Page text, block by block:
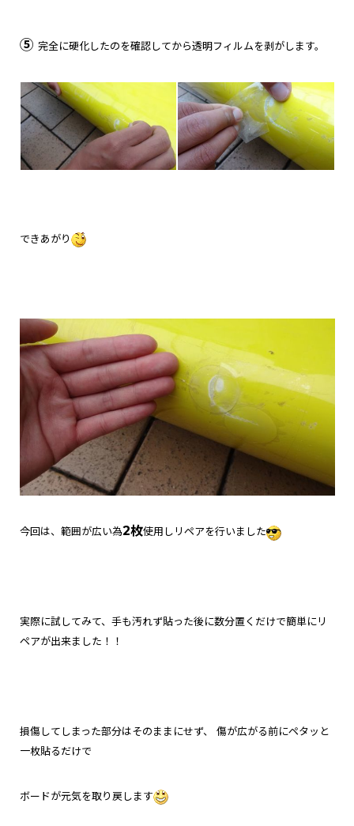
⑤ 完全に硬化したのを確認してから透明フィルムを剥がします。
できあがり
今回は、範囲が広い為2枚使用しリペアを行いました
実際に試してみて、手も汚れず貼った後に数分置くだけで簡単にリ
ペアが出来ました！！
損傷してしまった部分はそのままにせず、
傷が広がる前にペタッと
一枚貼るだけで
ボードが元気を取り戻します